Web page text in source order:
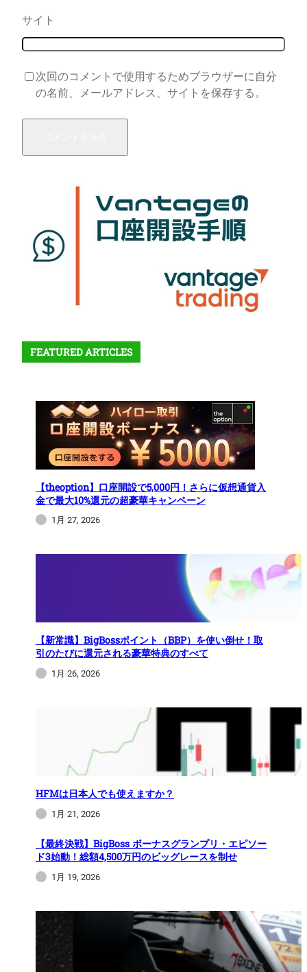
サイト
次回のコメントで使用するためブラウザーに自分
の名前、メールアドレス、サイトを保存する。
FEATURED ARTICLES
【theoption】口座開設で5,000円！さらに仮想通貨入
金で最大10%還元の超豪華キャンペーン
1月 27, 2026
【新常識】BigBossポイント（BBP）を使い倒せ！取
引のたびに還元される豪華特典のすべて
1月 26, 2026
HFMは日本人でも使えますか？
1月 21, 2026
【最終決戦】BigBoss ボーナスグランプリ・エピソー
ド3始動！総額4,500万円のビッグレースを制せ
1月 19, 2026